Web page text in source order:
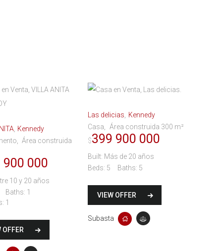
Kennedy
Área construida
900 000
10 y 20 años
Baths: 1
1
OFFER
Las delicias
Kennedy
Casa
Área construida 300 m²
$399 900 000
Built: Más de 20 años
Beds: 5 Baths: 5
VIEW OFFER
Subasta